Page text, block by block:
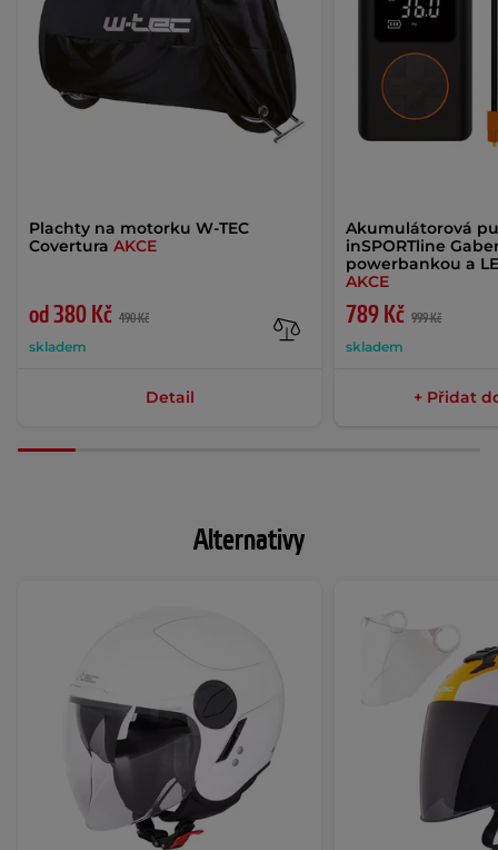
Plachty na motorku W-TEC
Covertura AKCE
od 380 Kč 490 Kč
skladem
Detail
Akumulátorová
inSPORTline
powerbankou a
AKCE
789 Kč 999 Kč
skladem
+ Přidat
Alternativy